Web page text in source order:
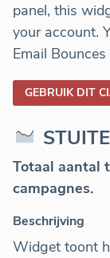
panel, this
your account.
Email
GEBRUIK DIT
Totaal aantal
campagnes.
Beschrijving
Widget toont